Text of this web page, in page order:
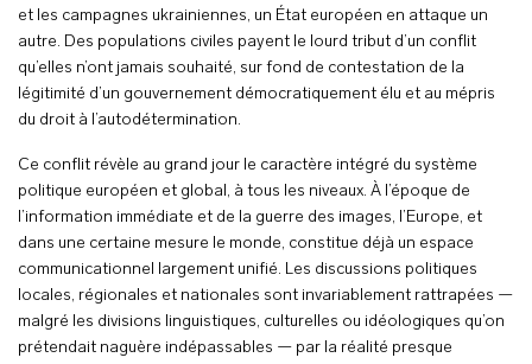
et les campagnes ukrainiennes, un État européen en attaque un
autre. Des populations civiles payent le lourd tribut d’un conflit
qu’elles n’ont jamais souhaité, sur fond de contestation de la
légitimité d’un gouvernement démocratiquement élu et au mépris
du droit à l’autodétermination.
Ce conflit révèle au grand jour le caractère intégré du système
politique européen et global, à tous les niveaux. À l’époque de
l’information immédiate et de la guerre des images, l’Europe, et
dans une certaine mesure le monde, constitue déjà un espace
communicationnel largement unifié. Les discussions politiques
locales, régionales et nationales sont invariablement rattrapées —
malgré les divisions linguistiques, culturelles ou idéologiques qu’on
prétendait naguère indépassables — par la réalité presque